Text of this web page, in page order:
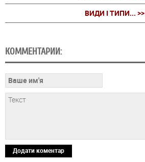
ВИДИ І ТИПИ... >>
КОММЕНТАРИИ:
Додати коментар